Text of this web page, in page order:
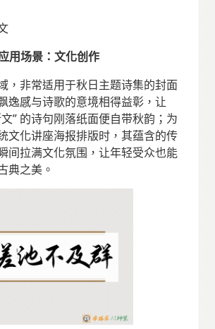
用场景：文化创作
，非常适用于秋日主题诗集的封面
逸感与诗歌的意境相得益彰，让
” 的诗句刚落纸面便自带秋韵；为
文化讲座海报排版时，其蕴含的传
间拉满文化氛围，让年轻受众也能
典之美。